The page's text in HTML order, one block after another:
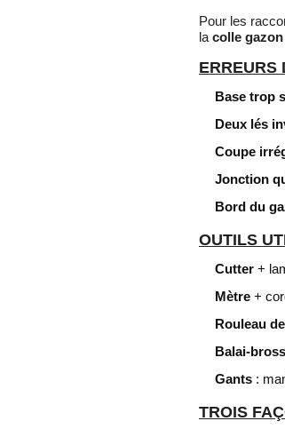
Pour les
la colle
ERREURS
Base trop
Deux lés
Coupe
Jonction
Bord du
OUTILS
Cutter +
Mètre +
Rouleau
Balai-
Gants :
TROIS